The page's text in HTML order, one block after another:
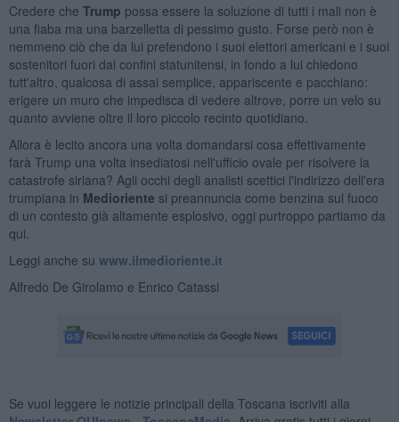
Credere che Trump possa essere la soluzione di tutti i mali non è
una fiaba ma una barzelletta di pessimo gusto. Forse però non è
nemmeno ciò che da lui pretendono i suoi elettori americani e i suoi
sostenitori fuori dai confini statunitensi, in fondo a lui chiedono
tutt'altro, qualcosa di assai semplice, appariscente e pacchiano:
erigere un muro che impedisca di vedere altrove, porre un velo su
quanto avviene oltre il loro piccolo recinto quotidiano.
Allora è lecito ancora una volta domandarsi cosa effettivamente
farà Trump una volta insediatosi nell'ufficio ovale per risolvere la
catastrofe siriana? Agli occhi degli analisti scettici l'indirizzo dell'era
trumpiana in Medioriente si preannuncia come benzina sul fuoco
di un contesto già altamente esplosivo, oggi purtroppo partiamo da
qui.
Leggi anche su www.ilmedioriente.it
Alfredo De Girolamo e Enrico Catassi
Se vuoi leggere le notizie principali della Toscana iscriviti alla